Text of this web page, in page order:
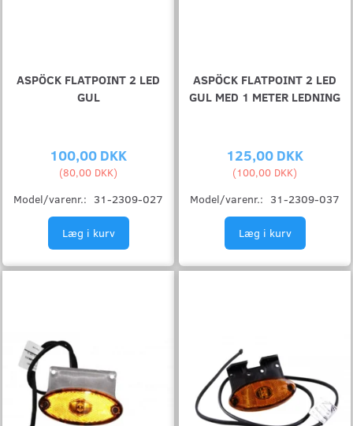
ASPÖCK FLATPOINT 2 LED
GUL
100,00 DKK
(80,00 DKK)
Model/varenr.: 31-2309-027
Læg i kurv
ASPÖCK FLATPOINT 2 LED
GUL MED 1 METER LEDNING
125,00 DKK
(100,00 DKK)
Model/varenr.: 31-2309-037
Læg i kurv